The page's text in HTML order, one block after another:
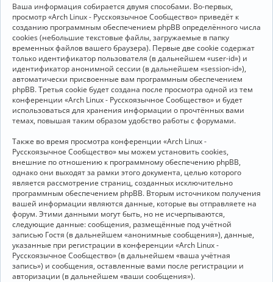
я
Ваша информация собирается двумя способами. Во-первых,
просмотр «Arch Linux - Русскоязычное Сообщество» приведёт к
созданию программным обеспечением phpBB определённого числа
cookies (небольшие текстовые файлы, загружаемые в папку
временных файлов вашего браузера). Первые две cookie содержат
только идентификатор пользователя (в дальнейшем «user-id») и
идентификатор анонимной сессии (в дальнейшем «session-id»),
автоматически присвоенные вам программным обеспечением
phpBB. Третья cookie будет создана после просмотра одной из тем
конференции «Arch Linux - Русскоязычное Сообщество» и будет
использоваться для хранения информации о прочтённых вами
темах, повышая таким образом удобство работы с форумами.
Также во время просмотра конференции «Arch Linux -
Русскоязычное Сообщество» мы можем установить cookies,
внешние по отношению к программному обеспечению phpBB,
однако они выходят за рамки этого документа, целью которого
является рассмотрение страниц, созданных исключительно
программным обеспечением phpBB. Вторым источником получения
вашей информации являются данные, которые вы отправляете на
форум. Этими данными могут быть, но не исчерпываются,
следующие данные: сообщения, размещённые под учётной
записью Гостя (в дальнейшем «анонимные сообщения»), данные,
указанные при регистрации в конференции «Arch Linux -
Русскоязычное Сообщество» (в дальнейшем «ваша учётная
запись») и сообщения, оставленные вами после регистрации и
авторизации (в дальнейшем «ваши сообщения»).